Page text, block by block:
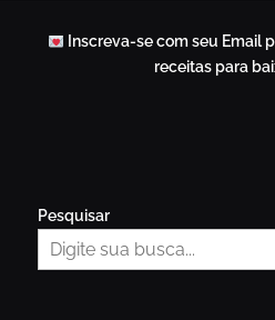
Inscreva-se com seu Email
receitas para
Pesquisar